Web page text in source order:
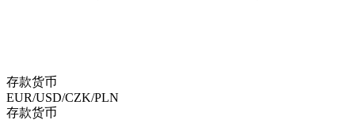
存款货币
EUR/USD/CZK/PLN
存款货币